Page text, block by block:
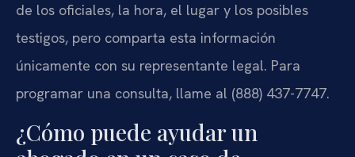
de los oficiales, la hora, el lugar y los posibles
testigos, pero comparta esta información
únicamente con su representante legal. Para
programar una consulta, llame al (888) 437-7747.
¿Cómo puede ayudar un